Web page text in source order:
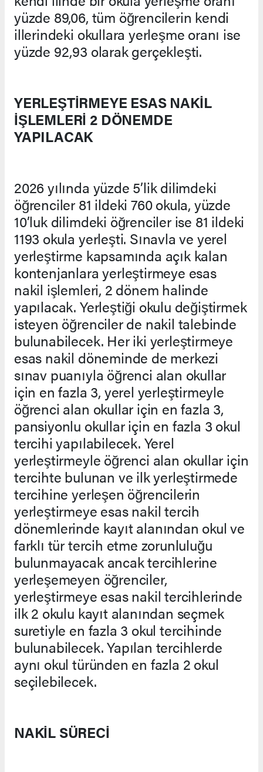
yüzde 89,06, tüm öğrencilerin kendi
illerindeki okullara yerleşme oranı ise
yüzde 92,93 olarak gerçekleşti.
YERLEŞTİRMEYE ESAS NAKİL
İŞLEMLERİ 2 DÖNEMDE
YAPILACAK
2026 yılında yüzde 5’lik dilimdeki
öğrenciler 81 ildeki 760 okula, yüzde
10’luk dilimdeki öğrenciler ise 81 ildeki
1193 okula yerleşti. Sınavla ve yerel
yerleştirme kapsamında açık kalan
kontenjanlara yerleştirmeye esas
nakil işlemleri, 2 dönem halinde
yapılacak. Yerleştiği okulu değiştirmek
isteyen öğrenciler de nakil talebinde
bulunabilecek. Her iki yerleştirmeye
esas nakil döneminde de merkezi
sınav puanıyla öğrenci alan okullar
için en fazla 3, yerel yerleştirmeyle
öğrenci alan okullar için en fazla 3,
pansiyonlu okullar için en fazla 3 okul
tercihi yapılabilecek. Yerel
yerleştirmeyle öğrenci alan okullar için
tercihte bulunan ve ilk yerleştirmede
tercihine yerleşen öğrencilerin
yerleştirmeye esas nakil tercih
dönemlerinde kayıt alanından okul ve
farklı tür tercih etme zorunluluğu
bulunmayacak ancak tercihlerine
yerleşemeyen öğrenciler,
yerleştirmeye esas nakil tercihlerinde
ilk 2 okulu kayıt alanından seçmek
suretiyle en fazla 3 okul tercihinde
bulunabilecek. Yapılan tercihlerde
aynı okul türünden en fazla 2 okul
seçilebilecek.
NAKİL SÜRECİ